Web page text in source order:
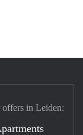
in Leiden: